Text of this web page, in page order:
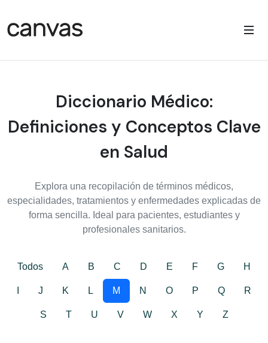
Diccionario Médico:
Definiciones y Conceptos Clave
en Salud
Explora una recopilación de términos médicos,
especialidades, tratamientos y enfermedades explicadas de
forma sencilla. Ideal para pacientes, estudiantes y
profesionales sanitarios.
Todos A B C D E F G H
J K L M N O P Q R
S T U V W X Y Z